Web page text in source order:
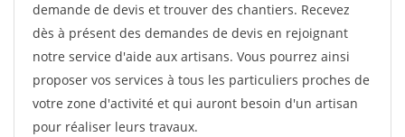
demande de devis et trouver des chantiers. Recevez
dès à présent des demandes de devis en rejoignant
notre service d'aide aux artisans. Vous pourrez ainsi
proposer vos services à tous les particuliers proches de
votre zone d'activité et qui auront besoin d'un artisan
pour réaliser leurs travaux.